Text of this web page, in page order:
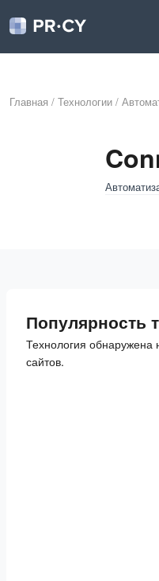
Главная / Технологии /
Популярность
Технология
сайтов.